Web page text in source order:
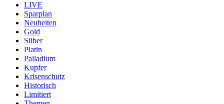
LIVE
Sparplan
Neuheiten
Gold
Silber
Platin
Palladium
Kupfer
Krisenschutz
Historisch
Limitiert